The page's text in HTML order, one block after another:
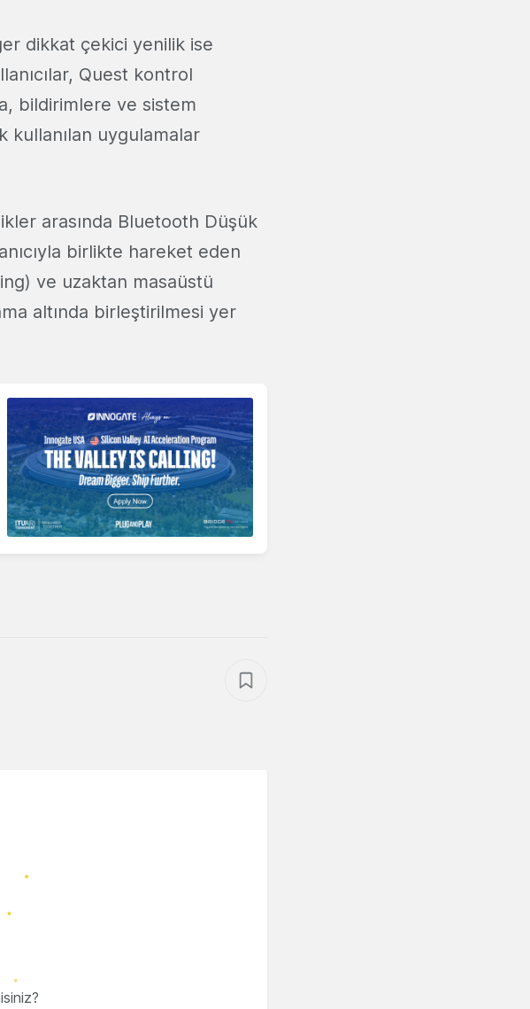
dikkat çekici yenilik ise
Quest kontrol
bildirimlere ve sistem
kullanılan uygulamalar
arasında Bluetooth Düşük
birlikte hareket eden
ve uzaktan masaüstü
altında birleştirilmesi yer